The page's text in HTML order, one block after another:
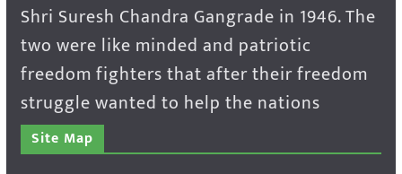
Shri Suresh Chandra Gangrade in 1946. The
two were like minded and patriotic
freedom fighters that after their freedom
struggle wanted to help the nations
Site Map